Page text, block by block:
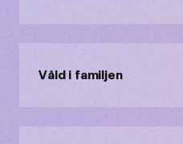
Våld i familjen